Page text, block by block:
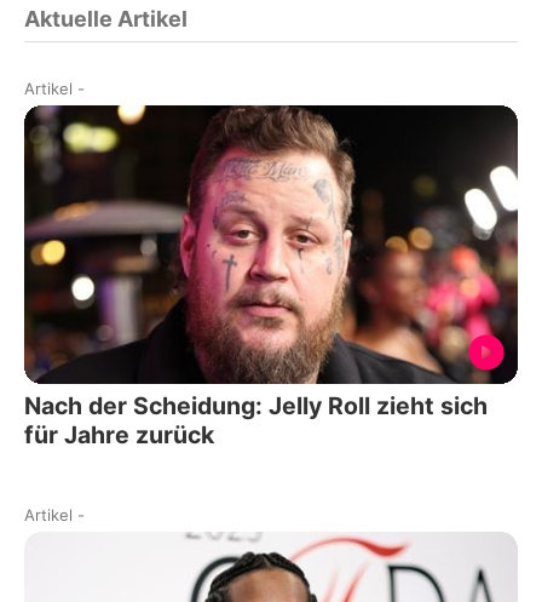
Aktuelle Artikel
Artikel -
Nach der Scheidung: Jelly Roll zieht sich
für Jahre zurück
Artikel -